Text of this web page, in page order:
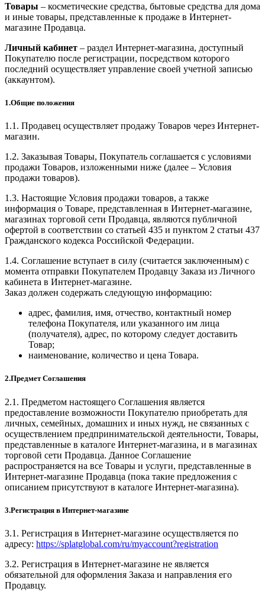
Товары – косметические средства, бытовые средства для дома
и иные товары, представленные к продаже в Интернет-
магазине Продавца.
Личный кабинет – раздел Интернет-магазина, доступный
Покупателю после регистрации, посредством которого
последний осуществляет управление своей учетной записью
(аккаунтом).
1.Общие положения
1.1. Продавец осуществляет продажу Товаров через Интернет-
магазин.
1.2. Заказывая Товары, Покупатель соглашается с условиями
продажи Товаров, изложенными ниже (далее – Условия
продажи товаров).
1.3. Настоящие Условия продажи товаров, а также
информация о Товаре, представленная в Интернет-магазине,
магазинах торговой сети Продавца, являются публичной
офертой в соответствии со статьей 435 и пунктом 2 статьи 437
Гражданского кодекса Российской Федерации.
1.4. Соглашение вступает в силу (считается заключенным) с
момента отправки Покупателем Продавцу Заказа из Личного
кабинета в Интернет-магазине.
Заказ должен содержать следующую информацию:
адрес, фамилия, имя, отчество, контактный номер
телефона Покупателя, или указанного им лица
(получателя), адрес, по которому следует доставить
Товар;
наименование, количество и цена Товара.
2.Предмет Соглашения
2.1. Предметом настоящего Соглашения является
предоставление возможности Покупателю приобретать для
личных, семейных, домашних и иных нужд, не связанных с
осуществлением предпринимательской деятельности, Товары,
представленные в каталоге Интернет-магазина, и в магазинах
торговой сети Продавца. Данное Соглашение
распространяется на все Товары и услуги, представленные в
Интернет-магазине Продавца (пока такие предложения с
описанием присутствуют в каталоге Интернет-магазина).
3.Регистрация в Интернет-магазине
3.1. Регистрация в Интернет-магазине осуществляется по
адресу: https://splatglobal.com/ru/myaccount?registration
3.2. Регистрация в Интернет-магазине не является
обязательной для оформления Заказа и направления его
Продавцу.